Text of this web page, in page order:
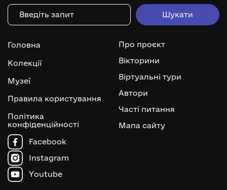
Головна
Колекції
Музеї
Правила користування
Політика
конфіденційності
Про проєкт
Вікторини
Віртуальні тури
Автори
Часті питання
Мапа сайту
Facebook
Instagram
Youtube